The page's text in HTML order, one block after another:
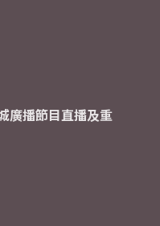
廣播節目直播及重